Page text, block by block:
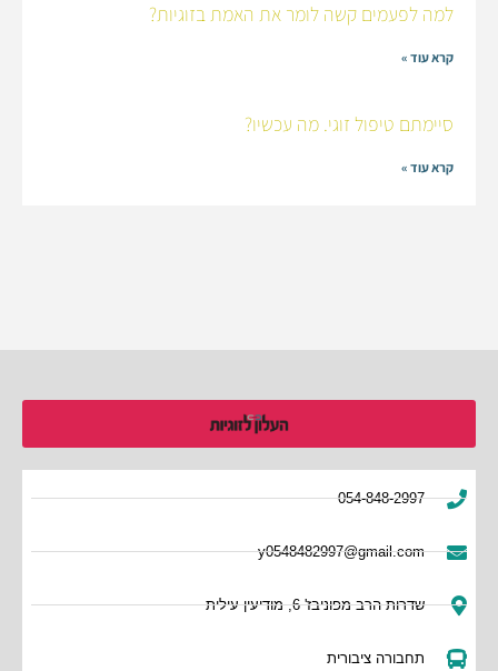
למה לפעמים קשה לומר את האמת בזוגיות?
קרא עוד »
סיימתם טיפול זוגי. מה עכשיו?
קרא עוד »
054-848-2997
y0548482997@gmail.com
שדרות הרב מפוניבז' 6, מודיעין עילית
תחבורה ציבורית